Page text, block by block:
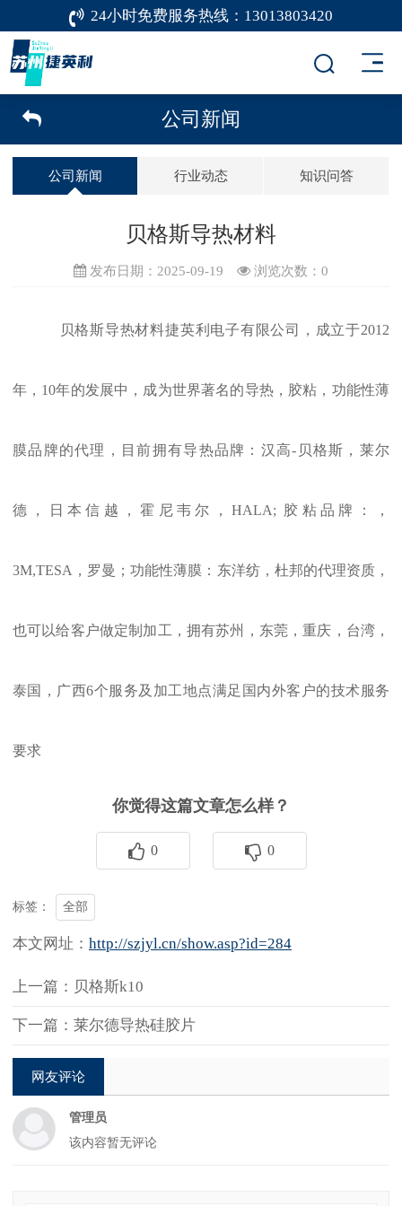
24小时免费服务热线： 13013803420
公司新闻
公司新闻 行业动态 知识问答
贝格斯导热材料
发布日期：2025-09-19 浏览次数： 0
贝格斯导热材料捷英利电子有限公司，成立于2012
年，10年的发展中，成为世界著名的导热，胶粘，功能性薄
膜品牌的代理，目前拥有导热品牌：汉高-贝格斯，莱尔
德，日本信越，霍尼韦尔，HALA; 胶粘品牌：，
3M,TESA，罗曼；功能性薄膜：东洋纺，杜邦的代理资质，
也可以给客户做定制加工，拥有苏州，东莞，重庆，台湾，
泰国，广西6个服务及加工地点满足国内外客户的技术服务
要求
你觉得这篇文章怎么样？
0 0
标签： 全部
本文网址： http://szjyl.cn/show.asp?id=284
上一篇：贝格斯k10
下一篇：莱尔德导热硅胶片
网友评论
管理员
该内容暂无评论